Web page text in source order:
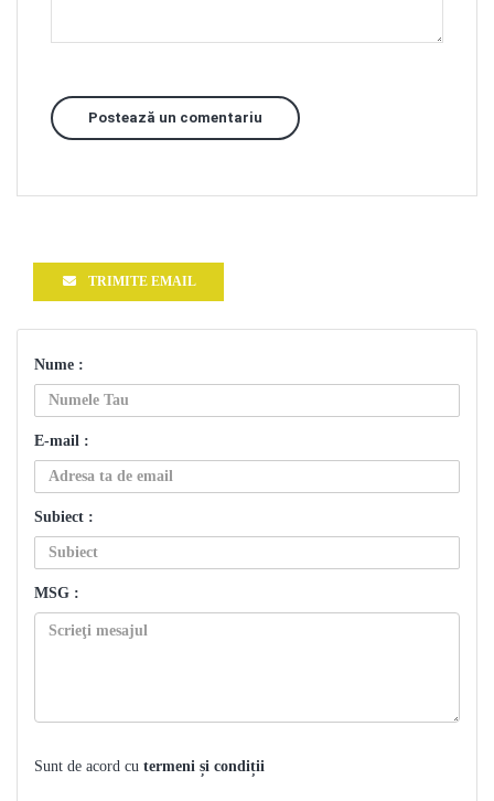
Postează un comentariu
TRIMITE EMAIL
Nume :
E-mail :
Subiect :
MSG :
Sunt de acord cu termeni și condiții